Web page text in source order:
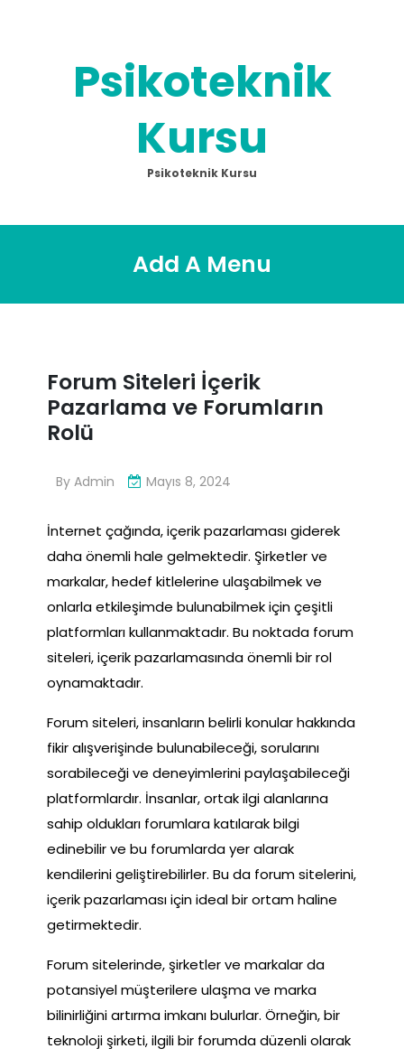
Psikoteknik
Kursu
Psikoteknik Kursu
Add A Menu
Forum Siteleri İçerik
Pazarlama ve Forumların
Rolü
By Admin Mayıs 8, 2024
İnternet çağında, içerik pazarlaması giderek
daha önemli hale gelmektedir. Şirketler ve
markalar, hedef kitlelerine ulaşabilmek ve
onlarla etkileşimde bulunabilmek için çeşitli
platformları kullanmaktadır. Bu noktada forum
siteleri, içerik pazarlamasında önemli bir rol
oynamaktadır.
Forum siteleri, insanların belirli konular hakkında
fikir alışverişinde bulunabileceği, sorularını
sorabileceği ve deneyimlerini paylaşabileceği
platformlardır. İnsanlar, ortak ilgi alanlarına
sahip oldukları forumlara katılarak bilgi
edinebilir ve bu forumlarda yer alarak
kendilerini geliştirebilirler. Bu da forum sitelerini,
içerik pazarlaması için ideal bir ortam haline
getirmektedir.
Forum sitelerinde, şirketler ve markalar da
potansiyel müşterilere ulaşma ve marka
bilinirliğini artırma imkanı bulurlar. Örneğin, bir
teknoloji şirketi, ilgili bir forumda düzenli olarak